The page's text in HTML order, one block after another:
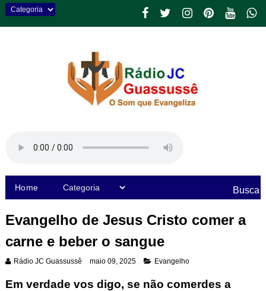
Home Busca
Evangelho de Jesus Cristo comer a
carne e beber o sangue
Rádio JC Guassussê maio 09, 2025 Evangelho
Em verdade vos digo, se não comerdes a